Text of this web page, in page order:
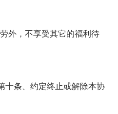
，不享受其它的福利待
条、约定终止或解除本协